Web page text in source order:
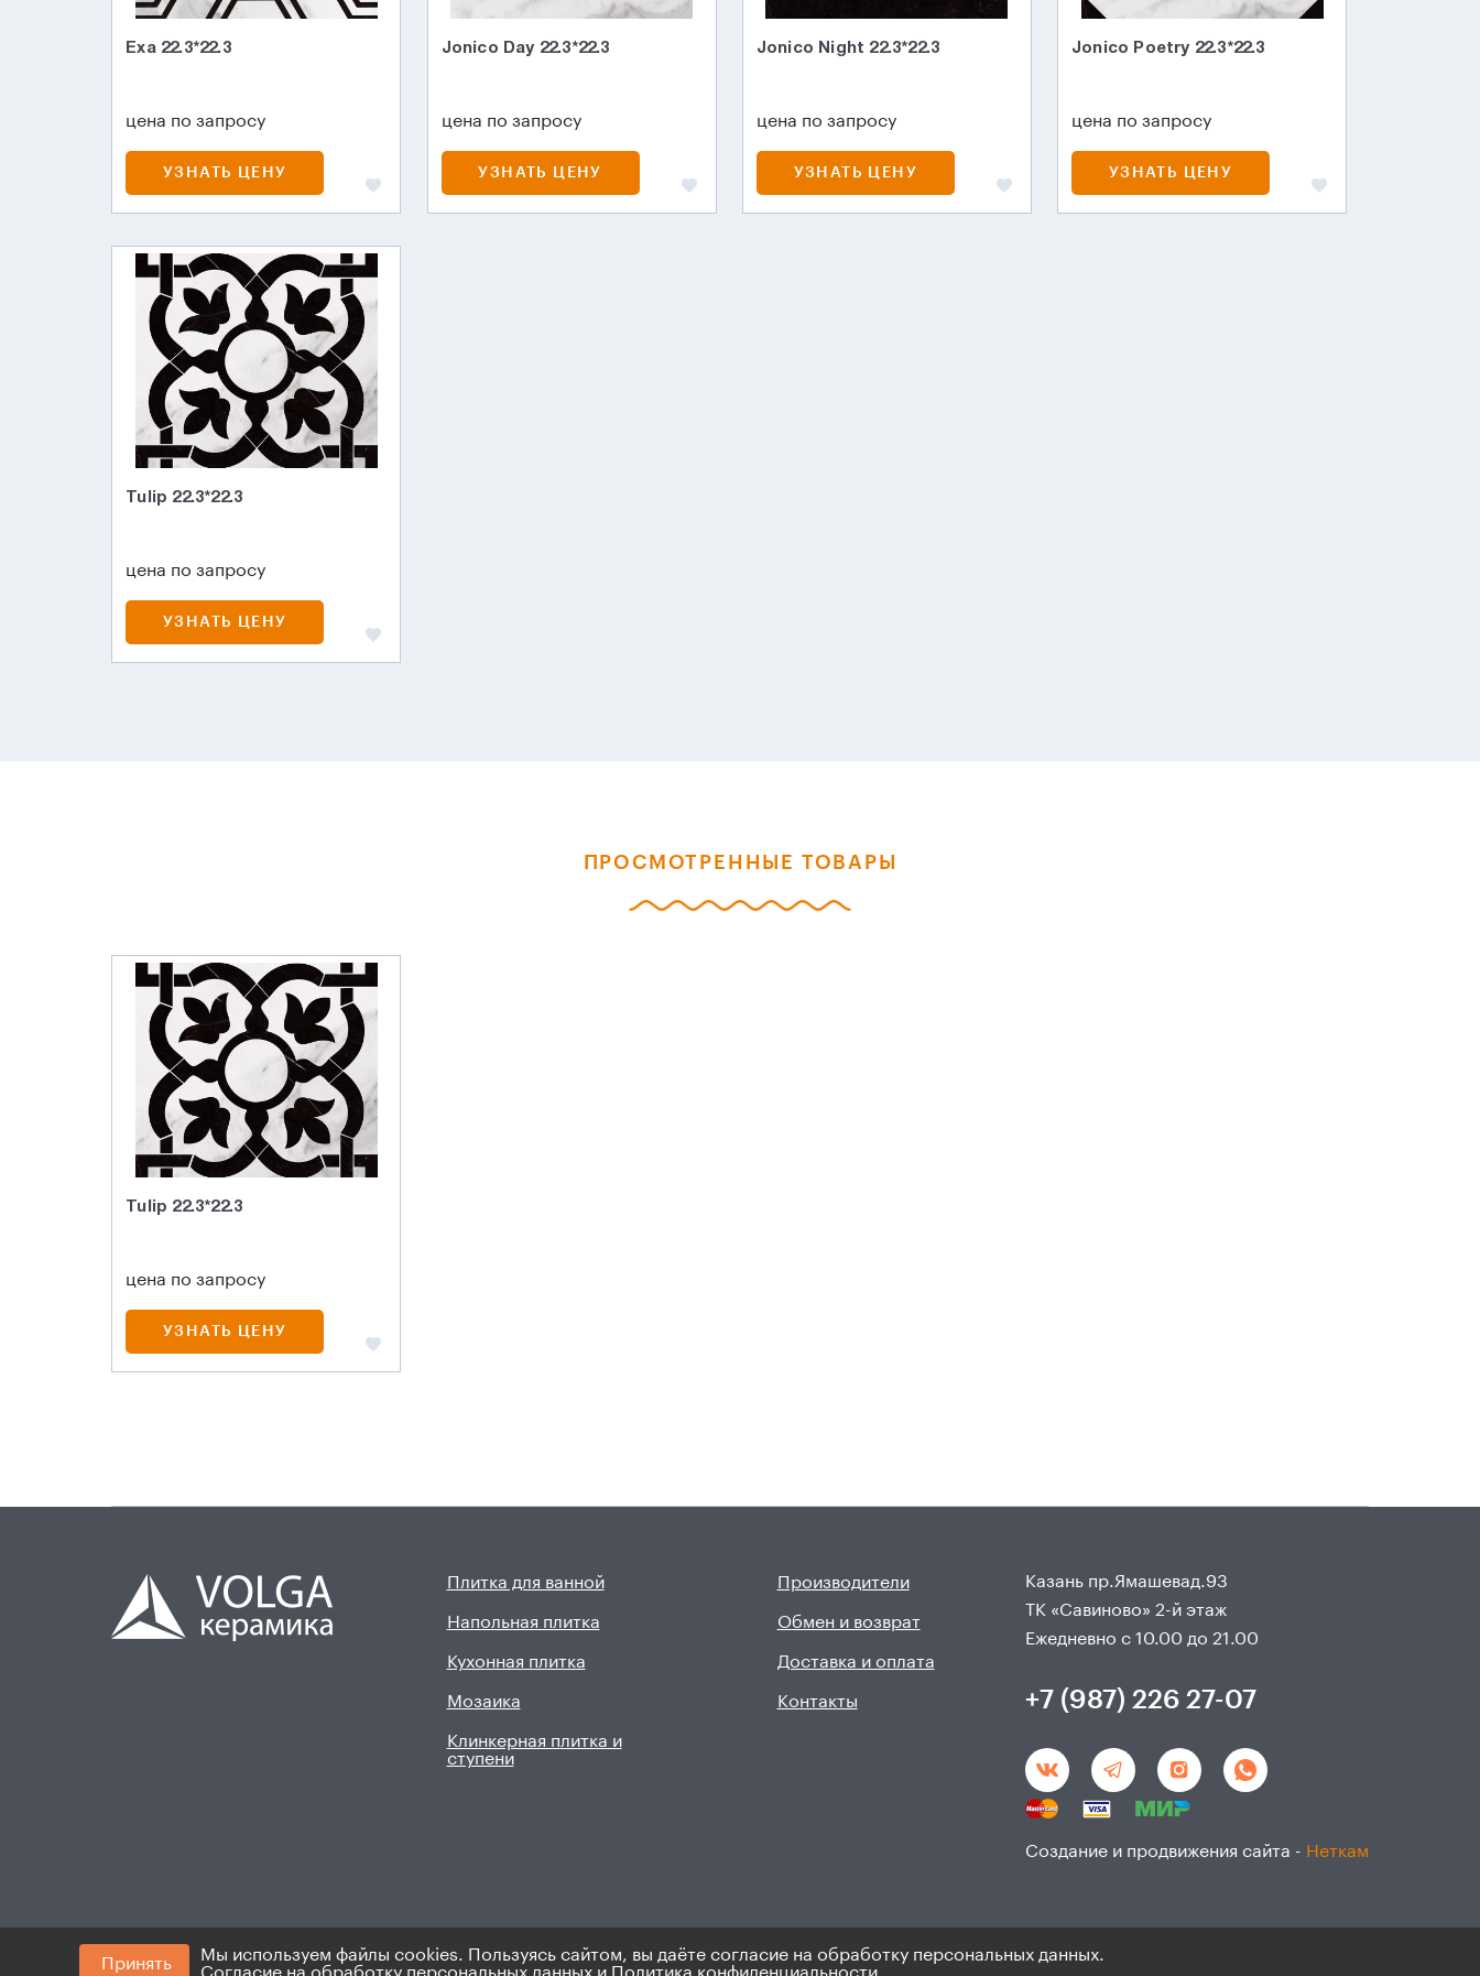
Exa 22.3*22.3
цена по запросу
УЗНАТЬ ЦЕНУ
Jonico Day 22.3*22.3
цена по запросу
УЗНАТЬ ЦЕНУ
Jonico Night 22.3*22.3
цена по запросу
УЗНАТЬ ЦЕНУ
Jonico Poetry 22.3*22.3
цена по запросу
УЗНАТЬ ЦЕНУ
Tulip 22.3*22.3
цена по запросу
УЗНАТЬ ЦЕНУ
ПРОСМОТРЕННЫЕ ТОВАРЫ
Tulip 22.3*22.3
цена по запросу
УЗНАТЬ ЦЕНУ
Плитка для ванной
Напольная плитка
Кухонная плитка
Мозаика
Клинкерная плитка и
ступени
Производители
Обмен и возврат
Доставка и оплата
Контакты
Казань пр.Ямашевад.93
ТК «Савиново» 2-й этаж
Ежедневно с 10.00 до 21.00
+7 (987) 226 27-07
Создание и продвижения сайта - Неткам
© 2008 - 2026. ИП Хадыев Р.И.(ИНН 166010471459). Не является публичной офертой.Политика по персональным данным и согласие на ихобработку
Принять
Мы используем файлы cookies. Пользуясь сайтом, вы даёте согласие на обработку персональных данных.
Согласие на обработку персональных данных и Политика конфиденциальности.